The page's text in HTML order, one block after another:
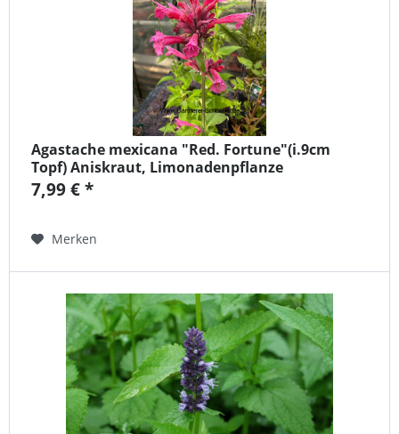
Agastache mexicana "Red. Fortune"(i.9cm
Topf) Aniskraut, Limonadenpflanze
7,99 € *
Merken